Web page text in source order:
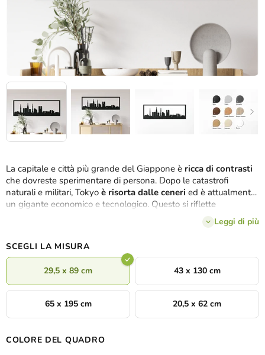
La capitale e città più grande del Giappone è ricca di contrasti
che dovreste sperimentare di persona. Dopo le catastrofi
naturali e militari, Tokyo è risorta dalle ceneri ed è attualmente
un gigante economico e tecnologico. Questo si riflette
naturalmente nell'aspetto della città, che offre una vista unica
, immortalato anche dal nostroLeggi di più
SCEGLI LA MISURA
29,5 x 89 cm 43 x 130 cm
65 x 195 cm 20,5 x 62 cm
COLORE DEL QUADRO